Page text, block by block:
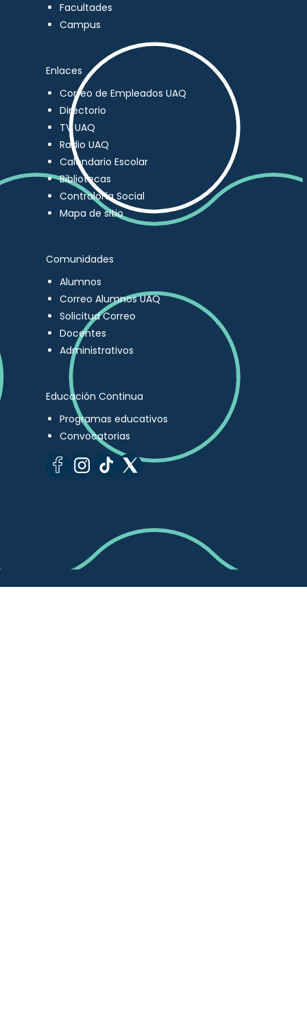
Facultades
Campus
Enlaces
Correo de Empleados UAQ
Directorio
TV UAQ
Radio UAQ
Calendario Escolar
Bibliotecas
Contraloría Social
Mapa de sitio
Comunidades
Alumnos
Correo Alumnos UAQ
Solicitud Correo
Docentes
Administrativos
Educación Continua
Programas educativos
Convocatorias